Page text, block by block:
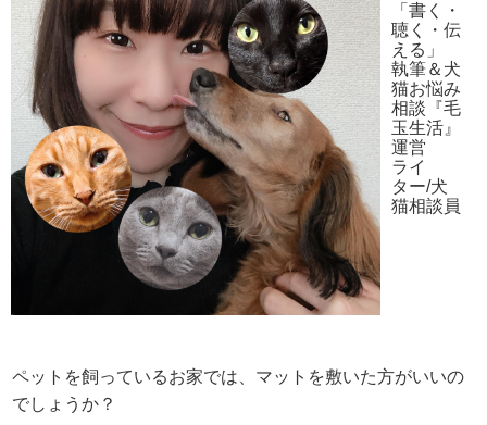
「書く・
聴く・伝
える」
執筆＆犬
猫お悩み
相談『毛
玉生活』
運営
ライ
ター/犬
猫相談員
ペットを飼っているお家では、マットを敷いた方がいいの
でしょうか？